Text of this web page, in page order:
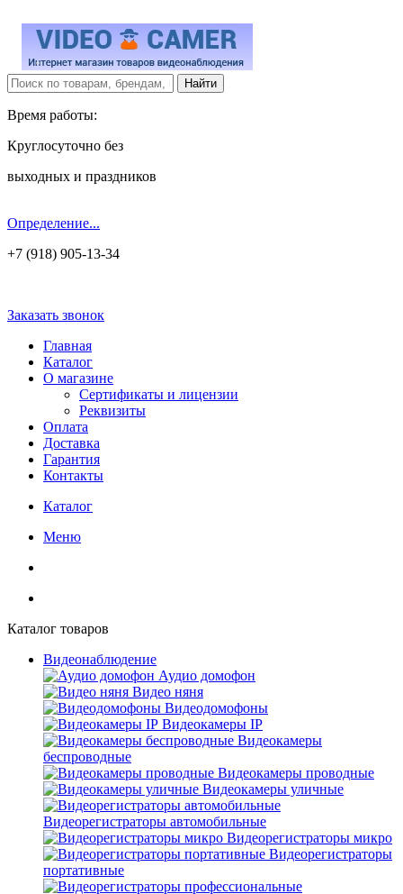
Время работы:
Круглосуточно без
выходных и праздников
Определение...
+7 (918) 905-13-34
Заказать звонок
Главная
Каталог
О магазине
Сертификаты и лицензии
Реквизиты
Оплата
Доставка
Гарантия
Контакты
Каталог
Меню
Каталог товаров
Видеонаблюдение
Аудио домофон
Видео няня
Видеодомофоны
Видеокамеры IP
Видеокамеры
беспроводные
Видеокамеры проводные
Видеокамеры уличные
Видеорегистраторы автомобильные
Видеорегистраторы микро
Видеорегистраторы
портативные